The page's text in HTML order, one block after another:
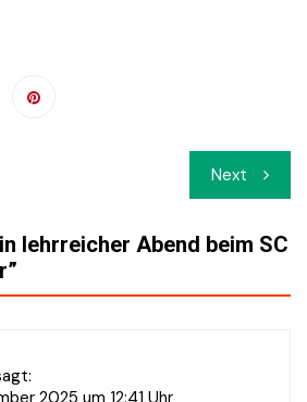
Next
lehrreicher Abend beim SC
”